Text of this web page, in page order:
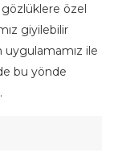
gözlüklere özel
giyilebilir
uygulamamız ile
bu yönde